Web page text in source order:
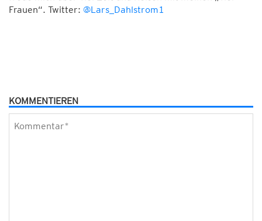
Frauen“. Twitter: @Lars_Dahlstrom1
KOMMENTIEREN